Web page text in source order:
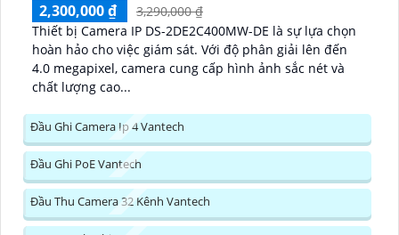
2,300,000 ₫
3,290,000 ₫
Thiết bị Camera IP DS-2DE2C400MW-DE là sự lựa chọn
hoàn hảo cho việc giám sát. Với độ phân giải lên đến
4.0 megapixel, camera cung cấp hình ảnh sắc nét và
chất lượng cao...
Đầu Ghi Camera Ip 4 Vantech
Đầu Ghi PoE Vantech
Đầu Thu Camera 32 Kênh Vantech